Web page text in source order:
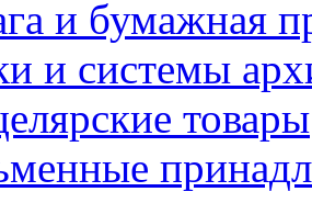
и бумажная
и системы
товары